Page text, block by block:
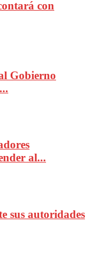
con
Gobierno
al...
sus autoridades